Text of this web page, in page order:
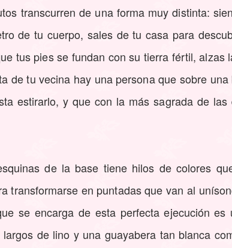
transcurren de una forma muy distinta:
de tu cuerpo, sales de tu casa para
tus pies se fundan con su tierra fértil,
de tu vecina hay una persona que sobre
estirarlo, y que con la más sagrada de
de la base tiene hilos de colores
transformarse en puntadas que van al
se encarga de esta perfecta ejecución
de lino y una guayabera tan blanca